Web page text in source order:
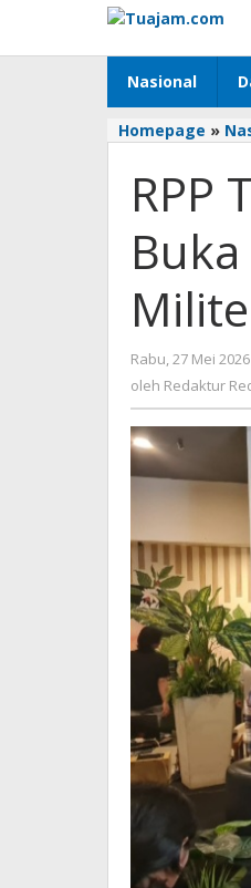
konten
Nasional
Homepage »
RPP
Rabu, 27 Mei 2026
oleh Redaktur